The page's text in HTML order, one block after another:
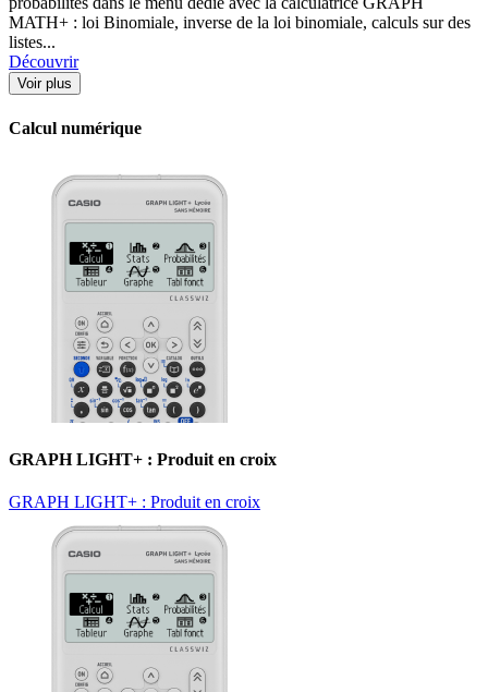
MATH+ : loi Binomiale, inverse de la loi binomiale, calculs sur des
listes...
Découvrir
Voir plus
Calcul numérique
GRAPH LIGHT+ : Produit en croix
GRAPH LIGHT+ : Produit en croix